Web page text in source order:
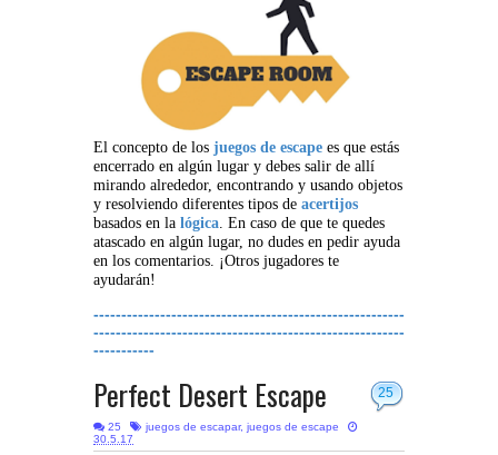
El concepto de los juegos de escape es que estás
encerrado en algún lugar y debes salir de allí
mirando alrededor, encontrando y usando objetos
y resolviendo diferentes tipos de acertijos
basados en la lógica. En caso de que te quedes
atascado en algún lugar, no dudes en pedir ayuda
en los comentarios. ¡Otros jugadores te
ayudarán!
--------------------------------------------------------
--------------------------------------------------------
-----------
25
Perfect Desert Escape
25 juegos de escapar, juegos de escape
30.5.17